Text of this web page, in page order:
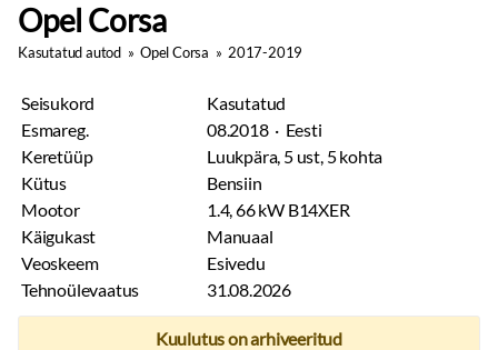
Opel Corsa
Kasutatud autod »Opel Corsa » 2017-2019
Seisukord
Kasutatud
Esmareg.
08.2018 · Eesti
Keretüüp
Luukpära, 5 ust, 5 kohta
Kütus
Bensiin
Mootor
1.4, 66 kW B14XER
Käigukast
Manuaal
Veoskeem
Esivedu
Tehnoülevaatus
31.08.2026
Kuulutus on arhiveeritud